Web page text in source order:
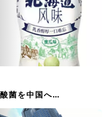
菌を中国へ…